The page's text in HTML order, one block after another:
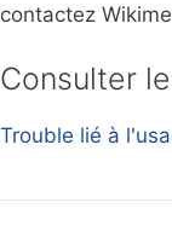
contactez
Consulter
Trouble lié à